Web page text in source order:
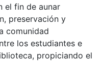
el fin de aunar
preservación y
comunidad
los estudiantes e
propiciando el